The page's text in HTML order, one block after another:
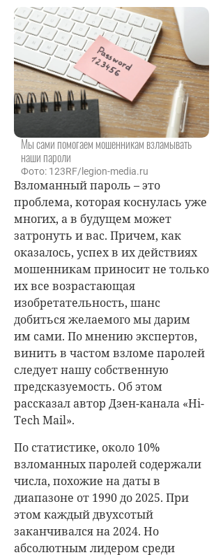
Мы сами помогаем мошенникам взламывать
наши пароли
Фото: 123RF/legion-media.ru
Взломанный пароль – это
проблема, которая коснулась уже
многих, а в будущем может
затронуть и вас. Причем, как
оказалось, успех в их действиях
мошенникам приносит не только
их все возрастающая
изобретательность, шанс
добиться желаемого мы дарим
им сами. По мнению экспертов,
винить в частом взломе паролей
следует нашу собственную
предсказуемость. Об этом
рассказал автор Дзен-канала «Hi-
Tech Mail».
По статистике, около 10%
взломанных паролей содержали
числа, похожие на даты в
диапазоне от 1990 до 2025. При
этом каждый двухсотый
заканчивался на 2024. Но
абсолютным лидером среди